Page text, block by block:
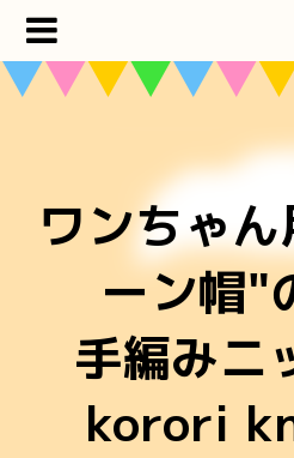
ワンちゃ
ーン帽"
手編みニ
korori